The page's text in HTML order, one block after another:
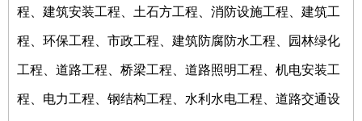
程、建筑安装工程、土石方工程、消防设施工程、建筑工
程、环保工程、市政工程、建筑防腐防水工程、园林绿化
工程、道路工程、桥梁工程、道路照明工程、机电安装工
程、电力工程、钢结构工程、水利水电工程、道路交通设